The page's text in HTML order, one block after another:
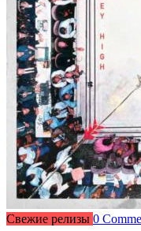
Свежие релизы 0